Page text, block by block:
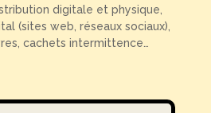
digitale et physique,
(sites web, réseaux sociaux),
cachets intermittence…